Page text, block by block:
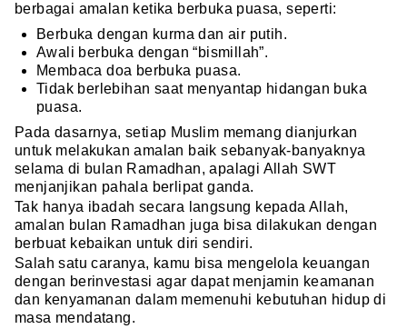
berbagai amalan ketika berbuka puasa, seperti:
Berbuka dengan kurma dan air putih.
Awali berbuka dengan “bismillah”.
Membaca doa berbuka puasa.
Tidak berlebihan saat menyantap hidangan buka
puasa.
Pada dasarnya, setiap Muslim memang dianjurkan
untuk melakukan amalan baik sebanyak-banyaknya
selama di bulan Ramadhan, apalagi Allah SWT
menjanjikan pahala berlipat ganda.
Tak hanya ibadah secara langsung kepada Allah,
amalan bulan Ramadhan juga bisa dilakukan dengan
berbuat kebaikan untuk diri sendiri.
Salah satu caranya, kamu bisa mengelola keuangan
dengan berinvestasi agar dapat menjamin keamanan
dan kenyamanan dalam memenuhi kebutuhan hidup di
masa mendatang.